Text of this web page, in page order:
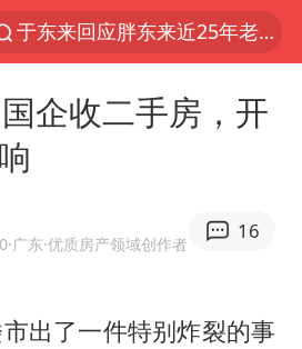
于东来回应胖东来近25年老店年底关闭
中国籍豪华游艇富商之子在泰国被杀
白海豚北上或致京津冀暴雨
《龙餐馆》 冲奖
上门女婿出轨女邻居多年被判重婚罪
企收二手房，开
·广东·优质房产领域创作者
16
出了一件特别炸裂的事